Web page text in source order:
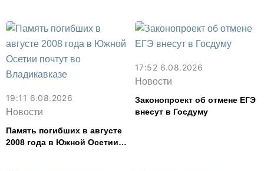
19:11 6.08.2026
Новости
Память погибших в августе
2008 года в Южной Осетии
17:52 6.08.2026
Новости
Законопроект об отмене ЕГЭ
внесут в Госдуму